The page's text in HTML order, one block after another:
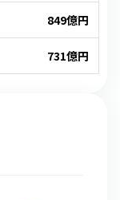
849億円
731億円